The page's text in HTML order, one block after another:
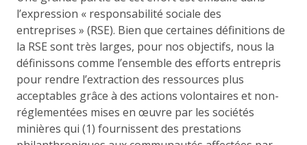
l’expression « responsabilité sociale des
entreprises » (RSE). Bien que certaines définitions de
la RSE sont très larges, pour nos objectifs, nous la
définissons comme l’ensemble des efforts entrepris
pour rendre l’extraction des ressources plus
acceptables grâce à des actions volontaires et non-
réglementées mises en œuvre par les sociétés
minières qui (1) fournissent des prestations